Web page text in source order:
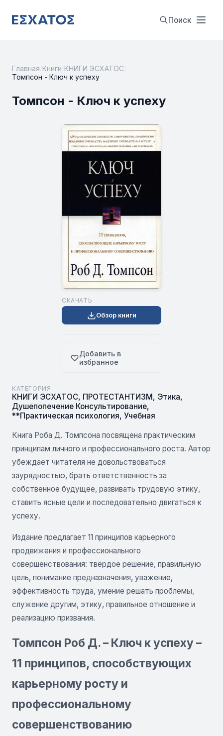
Поиск
Главная Книги КНИГИ ЭСХАТОС
Томпсон - Ключ к успеху
Томпсон - Ключ к успеху
СКАЧАТЬ
Обзор книги
Добавить в
избранное
КАТЕГОРИЯ
КНИГИ ЭСХАТОС, ПРОТЕСТАНТИЗМ , Этика,
Душепопечение Консультирование,
**Практическая психология, Учебная
Книга Роба Д. Томпсона посвящена практическим
принципам личного и профессионального роста. Автор
убеждает читателя не довольствоваться
заурядностью, брать ответственность за
собственное будущее, развивать трудовую этику,
ставить ясные цели и последовательно двигаться к
успеху.
Издание предлагает 11 принципов карьерного
продвижения и профессионального
совершенствования: твёрдое решение, правильную
цель, понимание предназначения, уважение,
эффективность труда, умение решать проблемы,
служение другим, этику, правильное отношение и
реализацию призвания.
Томпсон Роб Д. – Ключ к успеху –
11 принципов, способствующих
карьерному росту и
профессиональному
совершенствованию